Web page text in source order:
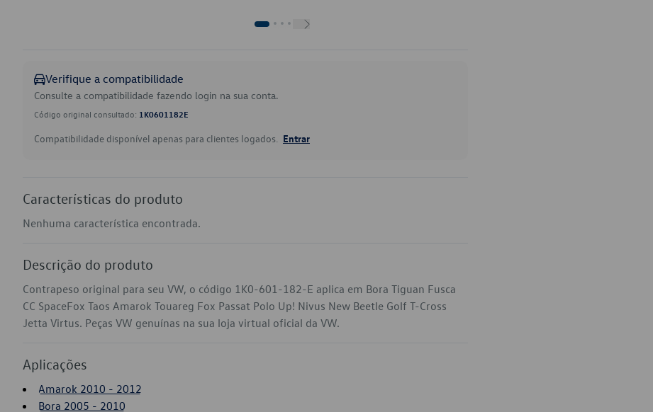
Verifique a compatibilidade
Consulte a compatibilidade fazendo login na sua conta.
Código original consultado: 1K0601182E
Compatibilidade disponível apenas para clientes logados. Entrar
Características do produto
Nenhuma característica encontrada.
Descrição do produto
Contrapeso original para seu VW, o código 1K0-601-182-E aplica em Bora Tiguan Fusca
CC SpaceFox Taos Amarok Touareg Fox Passat Polo Up! Nivus New Beetle Golf T-Cross
Jetta Virtus. Peças VW genuínas na sua loja virtual oficial da VW.
Aplicações
Amarok 2010 - 2012
Bora 2005 - 2010